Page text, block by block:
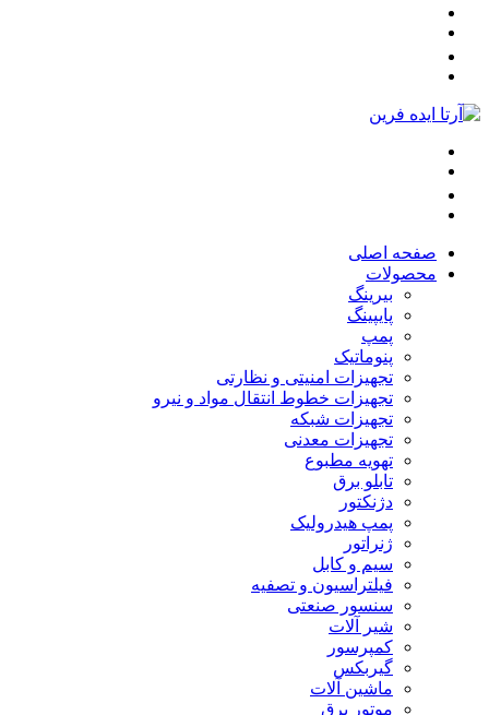
صفحه اصلی
محصولات
بیرینگ
پایپینگ
پمپ
پنوماتیک
تجهیزات امنیتی و نظارتی
تجهیزات خطوط انتقال مواد و نیرو
تجهیزات شبکه
تجهیزات معدنی
تهویه مطبوع
تابلو برق
دژنکتور
پمپ هیدرولیک
ژنراتور
سیم و کابل
فیلتراسیون و تصفیه
سنسور صنعتی
شیر آلات
کمپرسور
گیربکس
ماشین آلات
موتور برق